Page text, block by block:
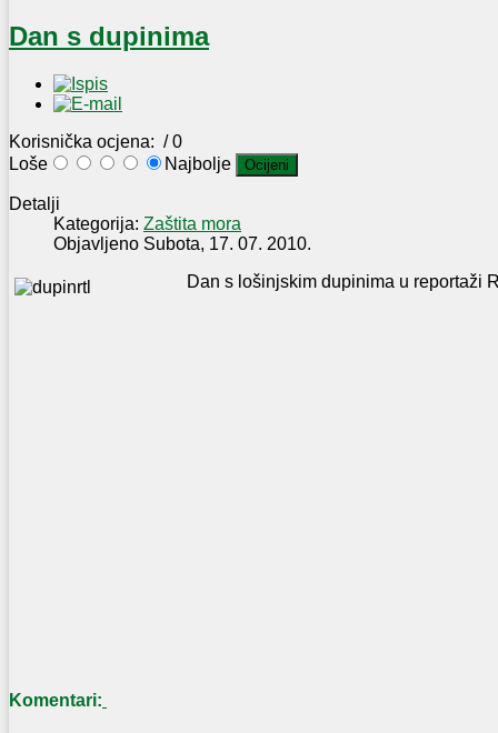
Dan s dupinima
Korisnička ocjena: / 0
Loše
Najbolje
Detalji
Kategorija: Zaštita mora
Objavljeno Subota, 17. 07. 2010.
Dan s lošinjskim dupinima u reportaži
Komentari: